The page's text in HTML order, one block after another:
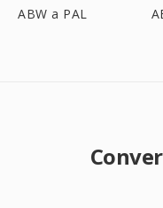
ABW a PAL